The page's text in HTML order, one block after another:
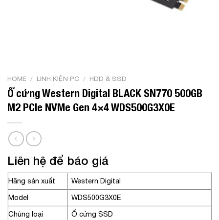
HOME / LINH KIỆN PC / HDD & SSD
Ổ cứng Western Digital BLACK SN770 500GB
M2 PCIe NVMe Gen 4×4 WDS500G3X0E
Liên hệ để báo giá
Hãng sản xuất
Western Digital
Model
WDS500G3X0E
Chủng loại
Ổ cứng SSD